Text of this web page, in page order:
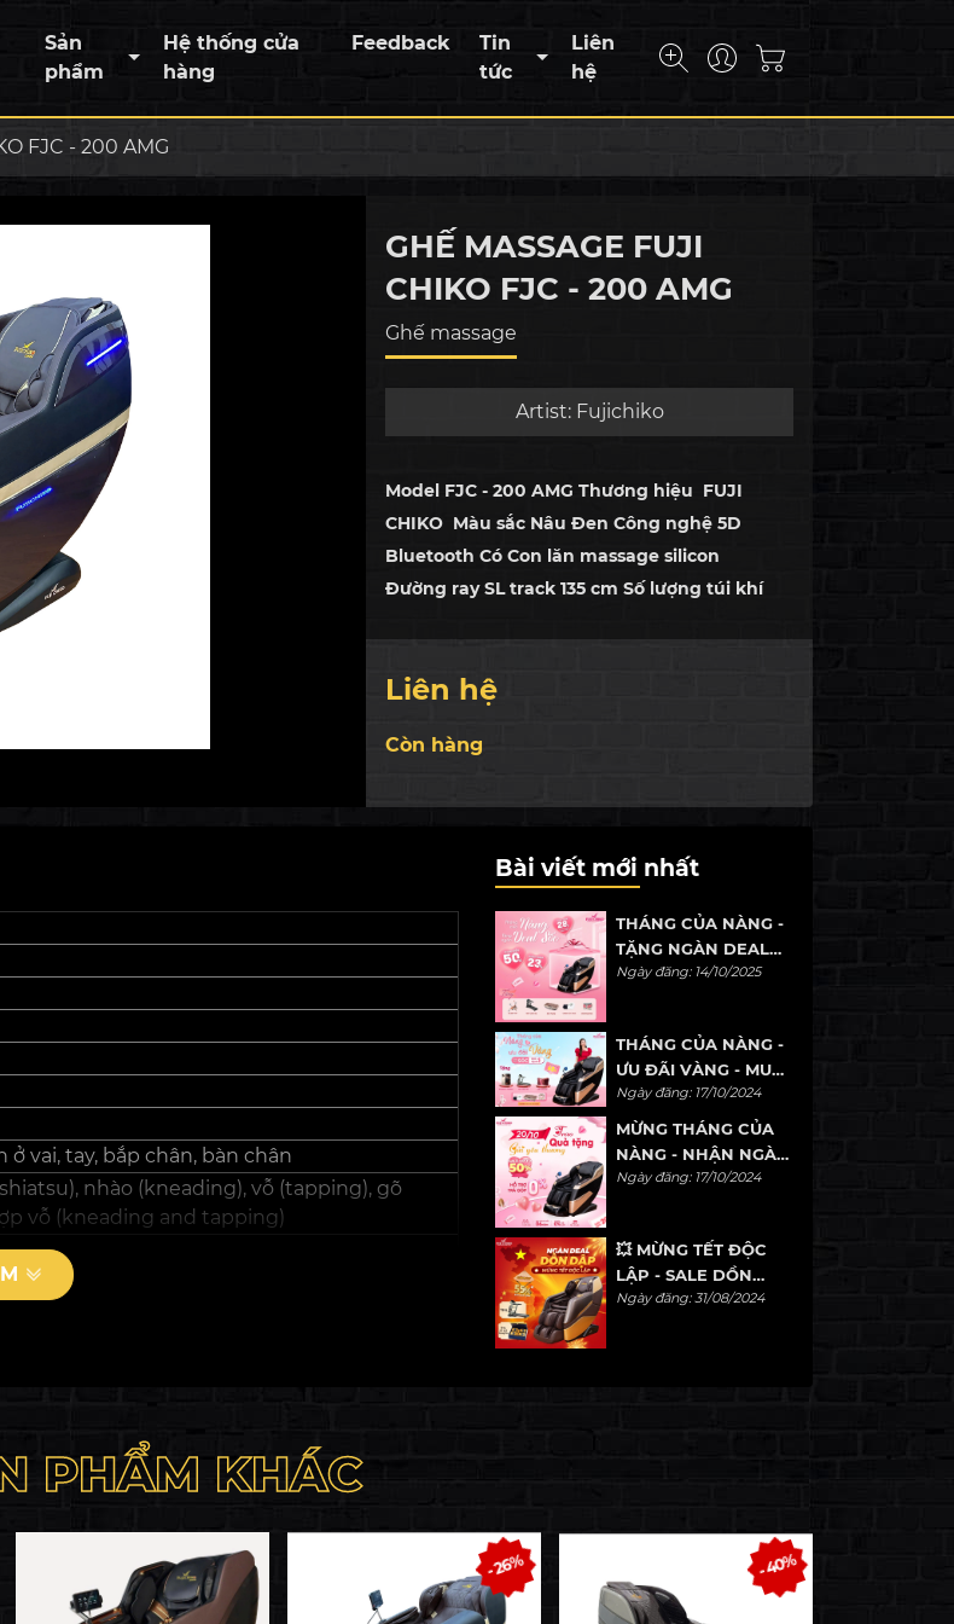
Sản
phẩm
Hệ thống cửa
hàng
Feedback
Tin
tức
Liên
hệ
FJC - 200 AMG
GHẾ MASSAGE FUJI
CHIKO FJC - 200 AMG
Ghế massage
Artist: Fujichiko
Model FJC - 200 AMG Thương hiệu FUJI
CHIKO Màu sắc Nâu Đen Công nghệ 5D
Bluetooth Có Con lăn massage silicon
Đường ray SL track 135 cm Số lượng túi khí
Liên hệ
Còn hàng
vai, tay, bắp chân, bàn chân
nhào (kneading), vỗ (tapping), gõ
vỗ (kneading and tapping)
Bài viết mới nhất
THÁNG CỦA NÀNG -
TẶNG NGÀN DEAL
SỖC
Ngày đăng: 14/10/2025
THÁNG CỦA NÀNG -
ƯU ĐÃI VÀNG - MUA
1 TẶNG 1
Ngày đăng: 17/10/2024
MỪNG THÁNG CỦA
NÀNG - NHẬN NGÀN
ƯU ĐÃI
Ngày đăng: 17/10/2024
💥 MỪNG TẾT ĐỘC
LẬP - SALE DỒN
DẬP 💥
Ngày đăng: 31/08/2024
PHẨM KHÁC
- 26% - 40%